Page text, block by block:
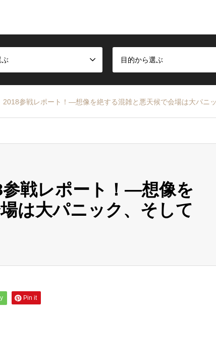
目的から選ぶ
2018参戦レポート！―想像を絶する混雑と悪天候で会場は大パニ
参戦レポート！―想像を
は大パニック、そして
Pin it